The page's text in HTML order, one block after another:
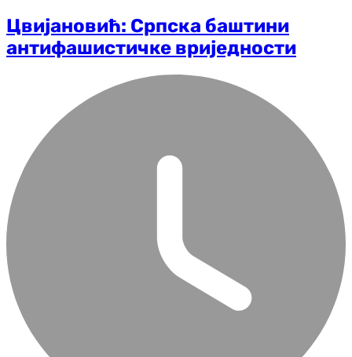
Цвијановић: Српска баштини
антифашистичке вриједности